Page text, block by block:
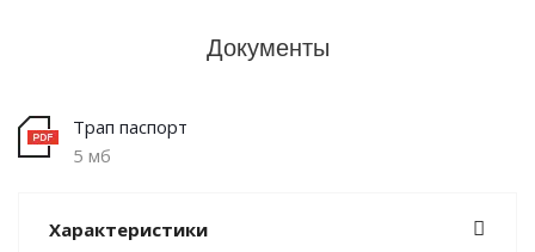
Документы
Трап паспорт
5 мб
Характеристики